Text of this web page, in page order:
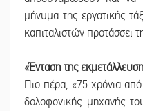
μήνυμα της εργατικής
καπιταλιστών προτάσσει
«Ένταση της
Πιο πέρα, «75 χρόνια από
δολοφονικής μηχανής